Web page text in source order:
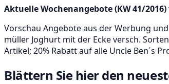
Aktuelle Wochenangebote (KW 41/
Vorschau Angebote aus der Werbung
müller Joghurt mit der Ecke versch.
Artikel; 20% Rabatt auf alle Uncle Ben´s
Blättern Sie hier den